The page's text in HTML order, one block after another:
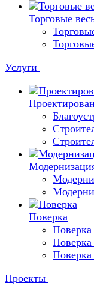
Торговые
Услуги
Поверка
Поверка
Поверка
Поверка
Проекты